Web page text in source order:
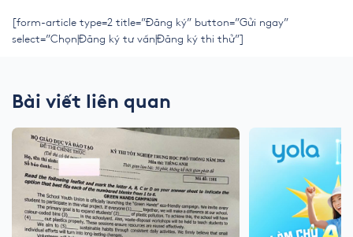
[form-article type=2 title=”Đăng ký” button=”Gửi ngay”
select=”Chọn|Đăng ký tư vấn|Đăng ký thi thử”]
Bài viết liên quan